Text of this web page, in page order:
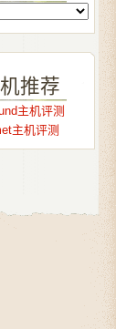
推荐
主机评测
主机评测